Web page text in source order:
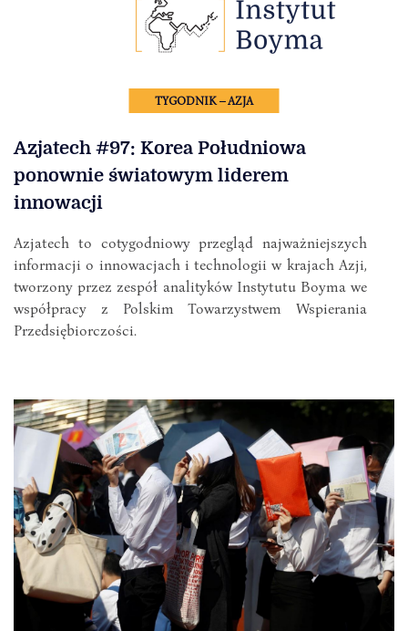
TYGODNIK – AZJA
Azjatech #97: Korea Południowa
ponownie światowym liderem
innowacji
Azjatech to cotygodniowy przegląd najważniejszych
informacji o innowacjach i technologii w krajach Azji,
tworzony przez zespół analityków Instytutu Boyma we
współpracy z Polskim Towarzystwem Wspierania
Przedsiębiorczości.